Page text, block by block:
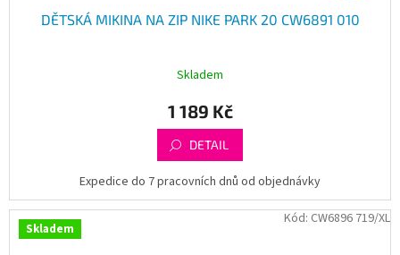
DĚTSKÁ MIKINA NA ZIP NIKE PARK 20 CW6891 010
Skladem
1 189 Kč
DETAIL
Expedice do 7 pracovních dnů od objednávky
Skladem
Kód: CW6896 719/XL